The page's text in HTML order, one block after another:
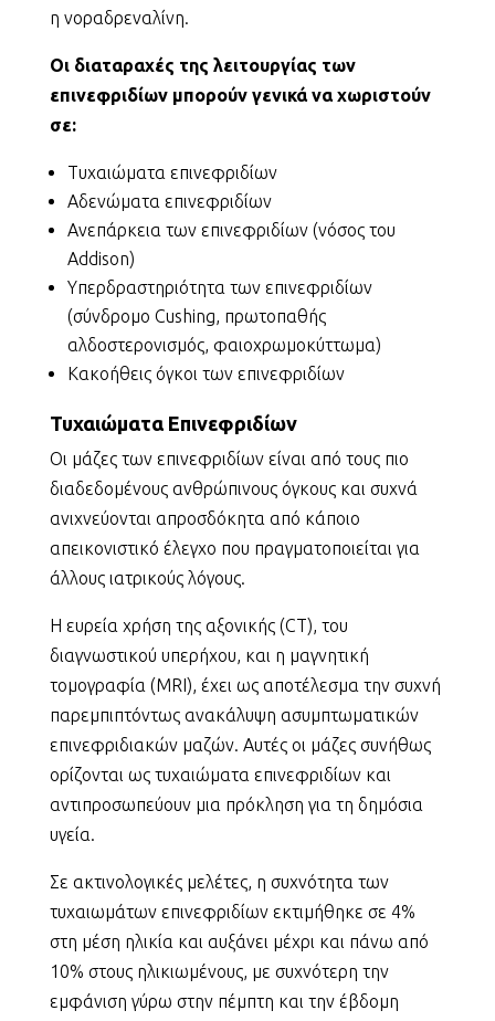
η νοραδρεναλίνη.
Οι διαταραχές της λειτουργίας των
επινεφριδίων μπορούν γενικά να χωριστούν
σε:
Τυχαιώματα επινεφριδίων
Αδενώματα επινεφριδίων
Ανεπάρκεια των επινεφριδίων (νόσος του
Addison)
Υπερδραστηριότητα των επινεφριδίων
(σύνδρομο Cushing, πρωτοπαθής
αλδοστερονισμός, φαιοχρωμοκύττωμα)
Κακοήθεις όγκοι των επινεφριδίων
Τυχαιώματα Επινεφριδίων
Οι μάζες των επινεφριδίων είναι από τους πιο
διαδεδομένους ανθρώπινους όγκους και συχνά
ανιχνεύονται απροσδόκητα από κάποιο
απεικονιστικό έλεγχο που πραγματοποιείται για
άλλους ιατρικούς λόγους.
Η ευρεία χρήση της αξονικής (CT), του
διαγνωστικού υπερήχου, και η μαγνητική
τομογραφία (MRI), έχει ως αποτέλεσμα την συχνή
παρεμπιπτόντως ανακάλυψη ασυμπτωματικών
επινεφριδιακών μαζών. Αυτές οι μάζες συνήθως
ορίζονται ως τυχαιώματα επινεφριδίων και
αντιπροσωπεύουν μια πρόκληση για τη δημόσια
υγεία.
Σε ακτινολογικές μελέτες, η συχνότητα των
τυχαιωμάτων επινεφριδίων εκτιμήθηκε σε 4%
στη μέση ηλικία και αυξάνει μέχρι και πάνω από
10% στους ηλικιωμένους, με συχνότερη την
εμφάνιση γύρω στην πέμπτη και την έβδομη